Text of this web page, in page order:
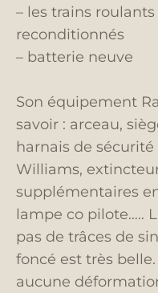
– les trains
reconditionnés
– batterie neuve
Son équipement
savoir : arceau,
harnais de
Williams,
supplémentaires
lampe co pilote…..
pas de trâces de
foncé est très
aucune